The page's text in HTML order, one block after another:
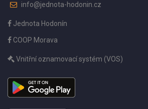
info@jednota-hodonin.cz
Jednota Hodonín
COOP Morava
Vnitřní oznamovací systém (VOS)